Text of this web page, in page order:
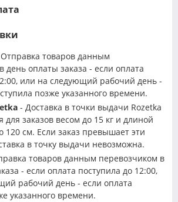
товаров данным
день оплаты заказа - если оплата
или на следующий рабочий день -
позже указанного времени.
- Доставка в точки выдачи Rozetka
для заказов весом до 15 кг и длиной
120 см. Если заказ превышает эти
в точку выдачи невозможна.
товаров данным перевозчиком в
- если оплата поступила до 12:00,
рабочий день - если оплата
указанного времени.